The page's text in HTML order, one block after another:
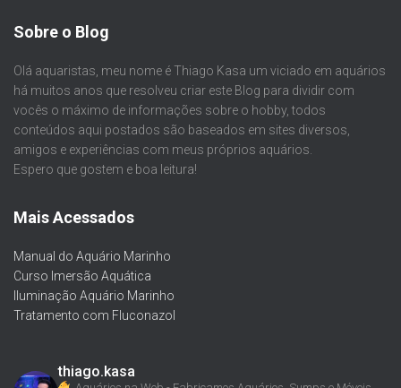
Sobre o Blog
Olá aquaristas, meu nome é Thiago Kasa um viciado em aquários
há muitos anos que resolveu criar este Blog para dividir com
vocês o máximo de informações sobre o hobby, todos
conteúdos aqui postados são baseados em sites diversos,
amigos e experiências com meus próprios aquários.
Espero que gostem e boa leitura!
Mais Acessados
Manual do Aquário Marinho
Curso Imersão Aquática
Iluminação Aquário Marinho
Tratamento com Fluconazol
thiago.kasa